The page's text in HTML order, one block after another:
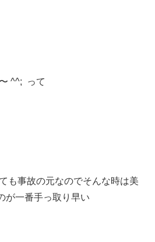
^^; って
も事故の元なのでそんな時は美
が一番手っ取り早い